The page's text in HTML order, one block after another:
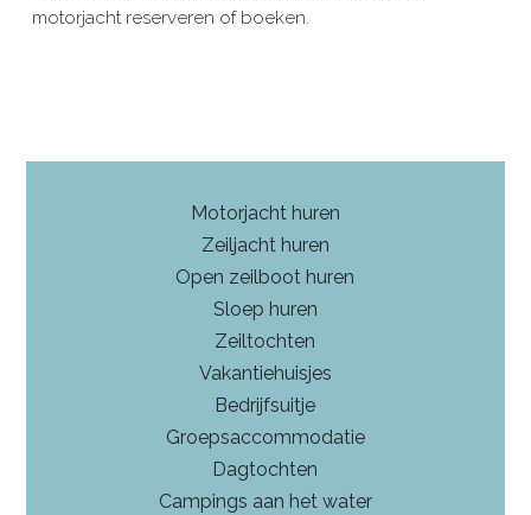
motorjacht reserveren of boeken.
Motorjacht huren
Zeiljacht huren
Open zeilboot huren
Sloep huren
Zeiltochten
Vakantiehuisjes
Bedrijfsuitje
Groepsaccommodatie
Dagtochten
Campings aan het water